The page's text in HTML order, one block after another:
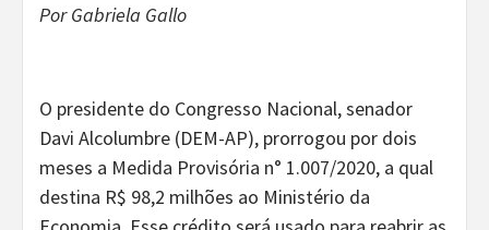
Por Gabriela Gallo
O presidente do Congresso Nacional, senador
Davi Alcolumbre (DEM-AP), prorrogou por dois
meses a Medida Provisória n° 1.007/2020, a qual
destina R$ 98,2 milhões ao Ministério da